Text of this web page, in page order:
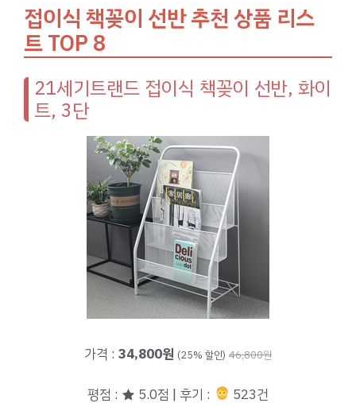
접이식 책꽂이 선반 추천 상품 리스
트 TOP 8
21세기트랜드 접이식 책꽂이 선반, 화이
트, 3단
가격 : 34,800원 (25% 할인) 46,800원
평점 : ★ 5.0점 | 후기 : 523건